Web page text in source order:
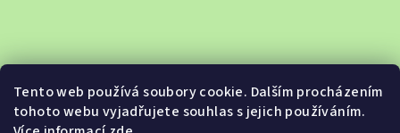
Tento web používá soubory cookie. Dalším procházením
tohoto webu vyjadřujete souhlas s jejich používáním.